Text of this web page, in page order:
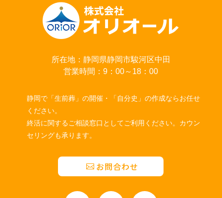
所在地：静岡県静岡市駿河区中田
営業時間：9：00～18：00
静岡で「生前葬」の開催・「自分史」の作成ならお任せ
ください。
終活に関するご相談窓口としてご利用ください。カウン
セリングも承ります。
お問合わせ